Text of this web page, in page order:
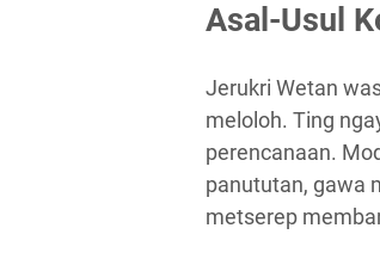
Asal-Usul
Jerukri Wetan
meloloh. Ting
perencanaan.
panututan, gawa
metserep